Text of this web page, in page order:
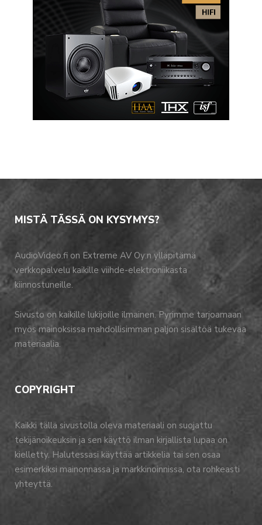
MISTÄ TÄSSÄ ON KYSYMYS?
AudioVideo.fi on Extreme AV Oy:n ylläpitämä
verkkopalvelu kaikille viihde-elektroniikasta
kiinnostuneille.
Sivusto on kaikille lukijoille ilmainen. Pyrimme tarjoamaan
myös mainoksissa mahdollisimman paljon sisältöä tukevaa
materiaalia.
COPYRIGHT
Kaikki tällä sivustolla oleva materiaali on suojattu
tekijänoikeuksin ja sen käyttö ilman kirjallista lupaa on
kielletty. Halutessasi käyttää artikkelia tai sen osaa
esimerkiksi mainonnassa ja markkinoinnissa, ota rohkeasti
yhteyttä.